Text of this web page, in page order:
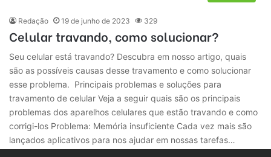
Redação 19 de junho de 2023 329
Celular travando, como solucionar?
Seu celular está travando? Descubra em nosso artigo, quais
são as possíveis causas desse travamento e como solucionar
esse problema. Principais problemas e soluções para
travamento de celular Veja a seguir quais são os principais
problemas dos aparelhos celulares que estão travando e como
corrigi-los Problema: Memória insuficiente Cada vez mais são
lançados aplicativos para nos ajudar em nossas tarefas…